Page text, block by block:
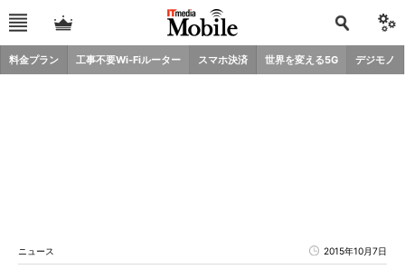
料金プラン 工事不要Wi-Fiルーター スマホ決済 世界を変える5G デジモノ
ニュース 2015年10月7日